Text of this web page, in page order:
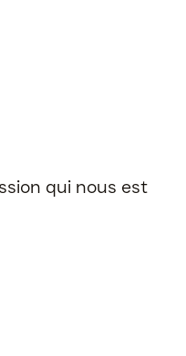
qui nous est